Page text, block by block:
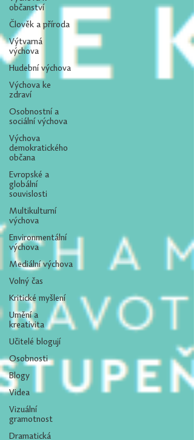
občanství
Člověk a příroda
Výtvarná
výchova
Hudební výchova
Výchova ke
zdraví
Osobnostní a
sociální výchova
Výchova
demokratického
občana
Evropské a
globální
souvislosti
Multikulturní
výchova
Environmentální
výchova
Mediální výchova
Volný čas
Kritické myšlení
Umění a
kreativita
Učitelé blogují
Osobnosti
Blogy
Videa
Vizuální
gramotnost
Dramatická